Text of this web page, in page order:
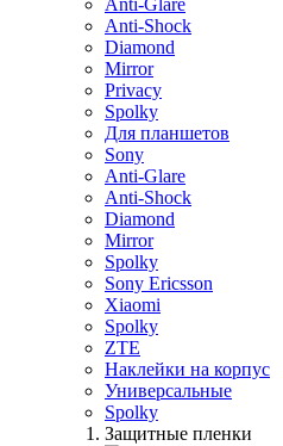
Anti-Glare
Anti-Shock
Diamond
Mirror
Privacy
Spolky
Для планшетов
Sony
Anti-Glare
Anti-Shock
Diamond
Mirror
Spolky
Sony Ericsson
Xiaomi
Spolky
ZTE
Наклейки на корпус
Универсальные
Spolky
Защитные пленки